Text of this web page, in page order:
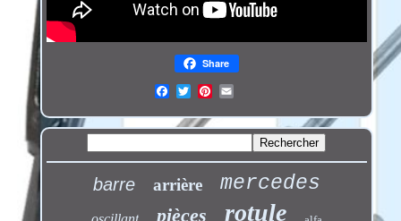
Share
barre arrière mercedes
pièces rotule